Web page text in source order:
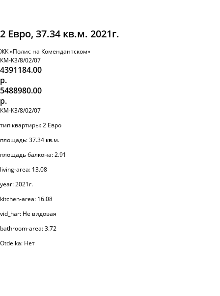
2 Евро, 37.34 кв.м. 2021г.
ЖК «Полис на Комендантском»
КМ-К3/8/02/07
4391184.00
р.
5488980.00
р.
КМ-К3/8/02/07
тип квартиры: 2 Евро
площадь: 37.34 кв.м.
площадь балкона: 2.91
living-area: 13.08
year: 2021г.
kitchen-area: 16.08
vid_har: Не видовая
bathroom-area: 3.72
Otdelka: Нет